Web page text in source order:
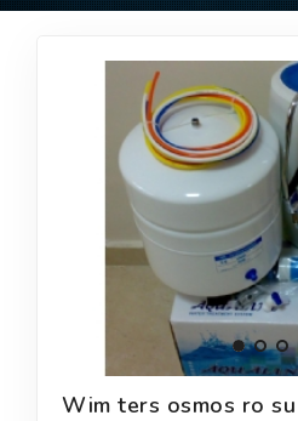
YARDIM
Wim ters osmos ro su